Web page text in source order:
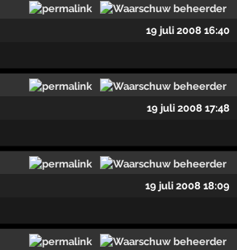
19 juli 2008 16:40
19 juli 2008 17:48
19 juli 2008 18:09